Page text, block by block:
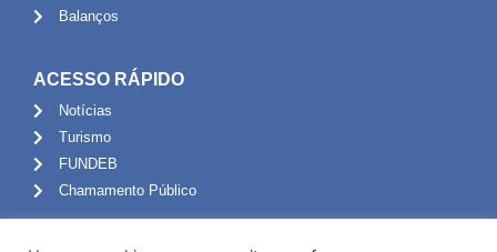
Balanços
ACESSO RÁPIDO
Notícias
Turismo
FUNDEB
Chamamento Público